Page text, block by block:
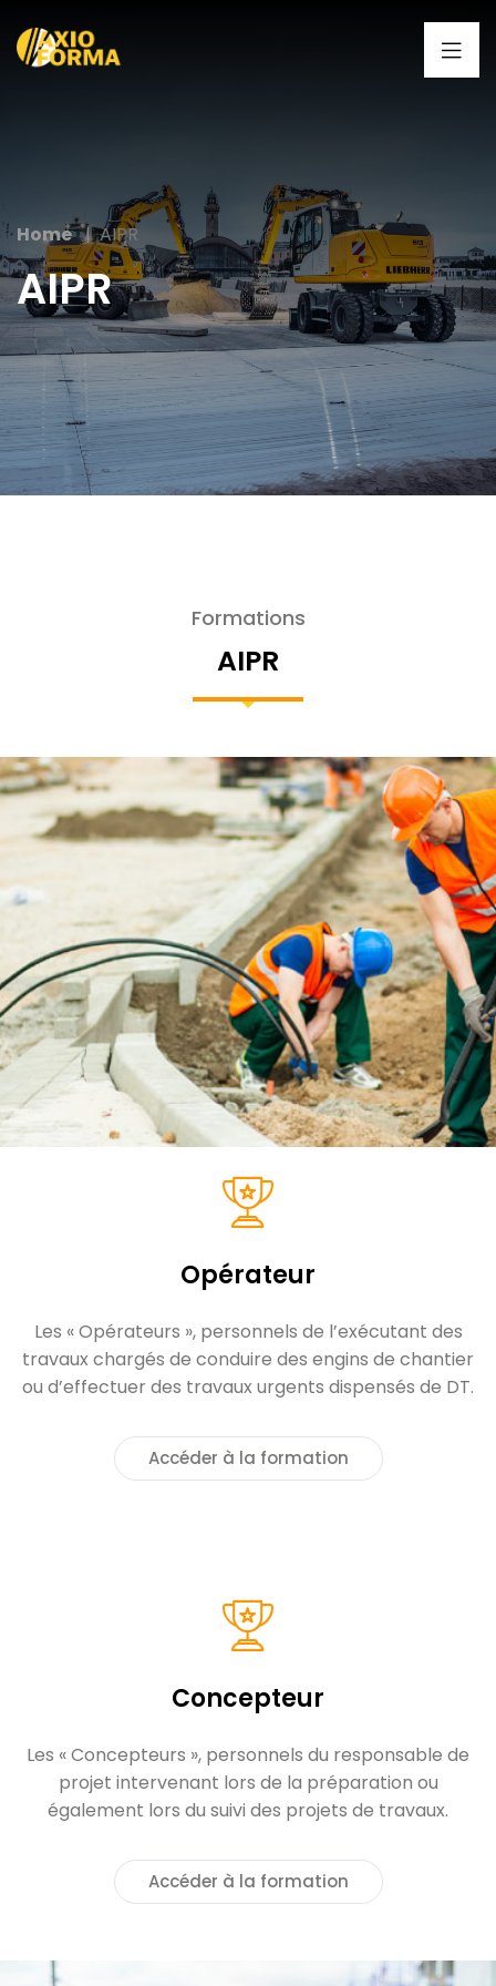
Home AIPR
AIPR
Formations
AIPR
Opérateur
Les « Opérateurs », personnels de l’exécutant des
travaux chargés de conduire des engins de chantier
ou d’effectuer des travaux urgents dispensés de DT.
Accéder à la formation
Concepteur
Les « Concepteurs », personnels du responsable de
projet intervenant lors de la préparation ou
également lors du suivi des projets de travaux.
Accéder à la formation